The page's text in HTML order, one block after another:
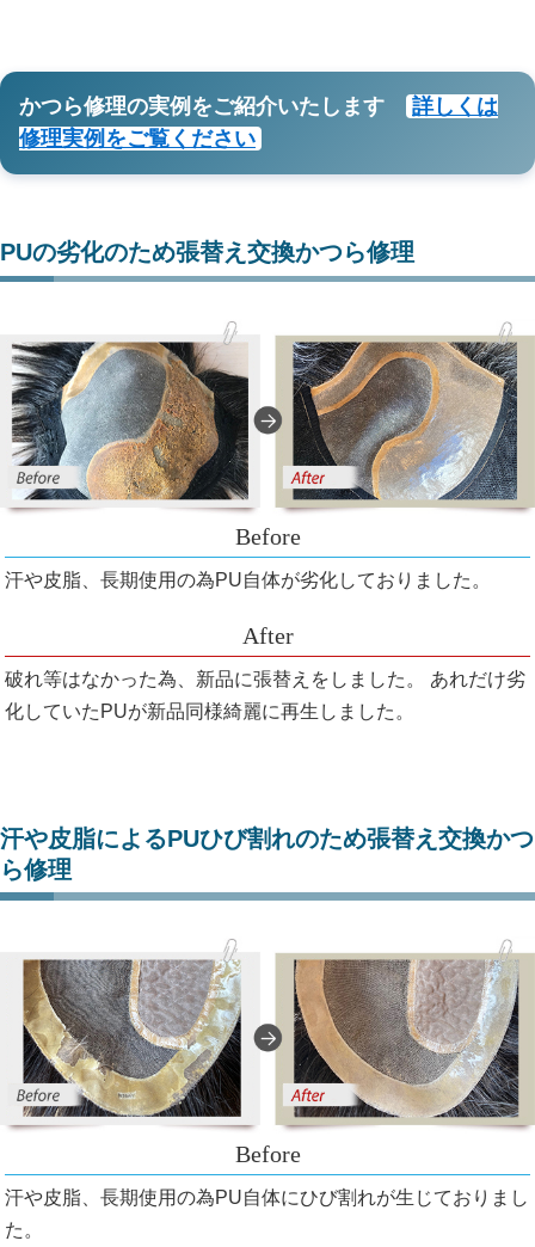
かつら修理の実例をご紹介いたします
詳しくは
修理実例をご覧ください
PUの劣化のため張替え交換かつら修理
汗や皮脂、長期使用の為PU自体が劣化しておりました。
破れ等はなかった為、新品に張替えをしました。 あれだけ劣
化していたPUが新品同様綺麗に再生しました。
汗や皮脂によるPUひび割れのため張替え交換かつ
ら修理
汗や皮脂、長期使用の為PU自体にひび割れが生じておりまし
た。